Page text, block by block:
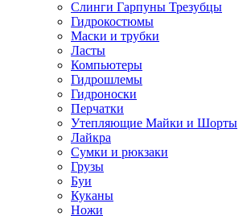
Слинги Гарпуны Трезубцы
Гидрокостюмы
Маски и трубки
Ласты
Компьютеры
Гидрошлемы
Гидроноски
Перчатки
Утепляющие Майки и Шорты
Лайкра
Сумки и рюкзаки
Грузы
Буи
Куканы
Ножи